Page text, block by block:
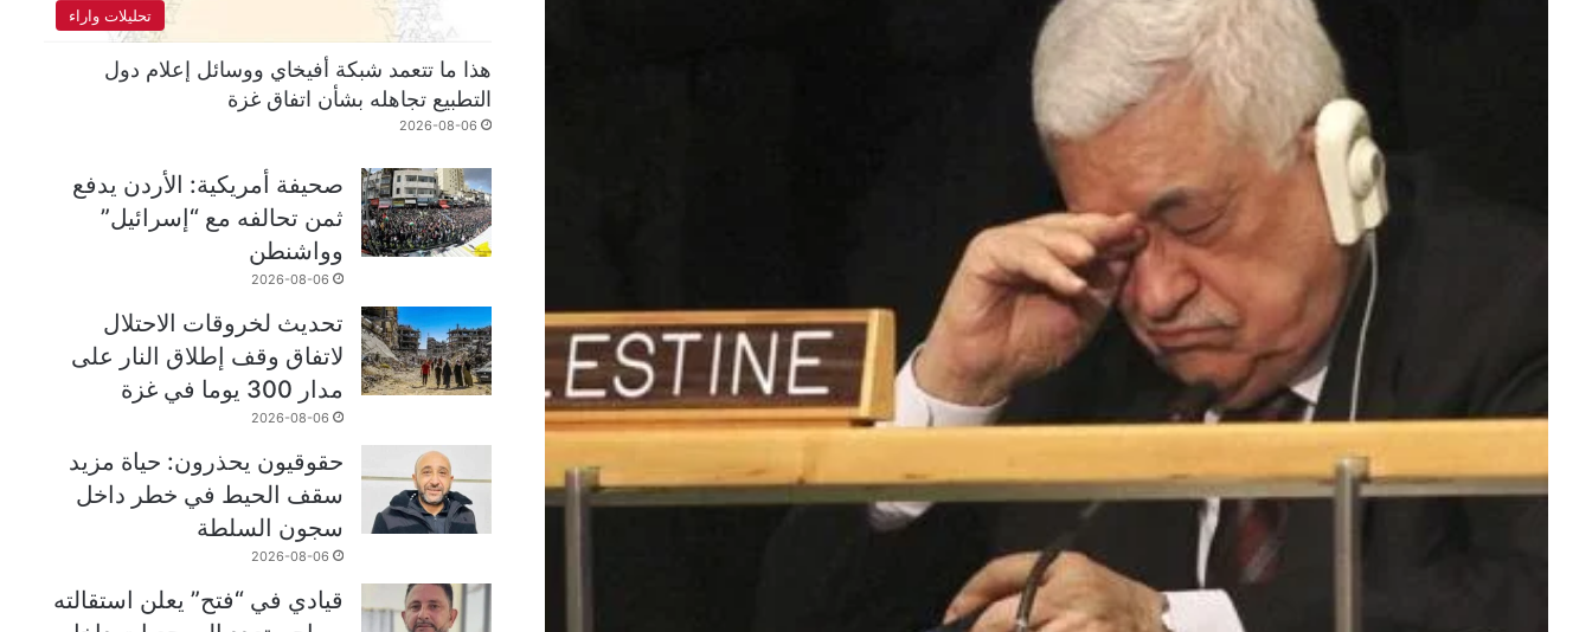
تحليلات واراء
هذا ما تتعمد شبكة أفيخاي ووسائل إعلام دول
التطبيع تجاهله بشأن اتفاق غزة
2026-08-06
صحيفة أمريكية: الأردن يدفع
ثمن تحالفه مع “إسرائيل”
وواشنطن
2026-08-06
تحديث لخروقات الاحتلال
لاتفاق وقف إطلاق النار على
مدار 300 يوما في غزة
2026-08-06
حقوقيون يحذرون: حياة مزيد
سقف الحيط في خطر داخل
سجون السلطة
2026-08-06
قيادي في “فتح” يعلن استقالته